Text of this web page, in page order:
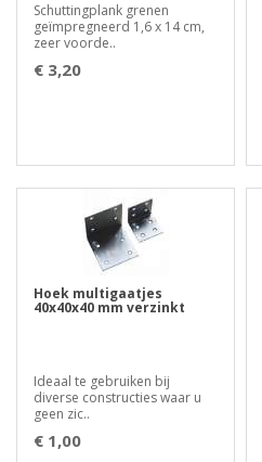
Schuttingplank grenen
geïmpregneerd 1,6 x 14 cm,
zeer voorde..
€ 3,20
Hoek multigaatjes
40x40x40 mm verzinkt
Ideaal te gebruiken bij
diverse constructies waar u
geen zic..
€ 1,00